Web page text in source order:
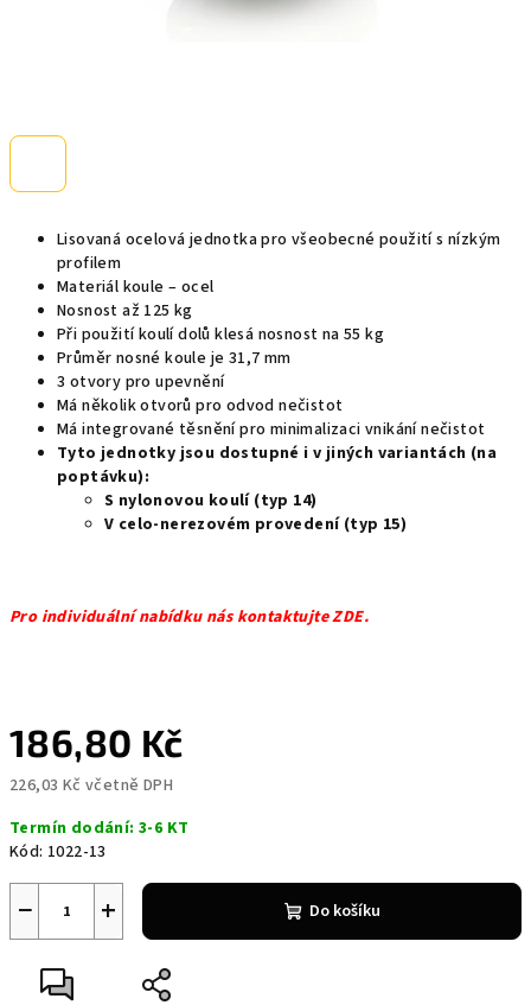
Lisovaná ocelová jednotka pro všeobecné použití s nízkým
profilem
Materiál koule – ocel
Nosnost až 125 kg
Při použití koulí dolů klesá nosnost na 55 kg
Průměr nosné koule je 31,7 mm
3 otvory pro upevnění
Má několik otvorů pro odvod nečistot
Má integrované těsnění pro minimalizaci vnikání nečistot
Tyto jednotky jsou dostupné i v jiných variantách (na
poptávku):
S nylonovou koulí (typ 14)
V celo-nerezovém provedení (typ 15)
Pro individuální nabídku nás kontaktujte ZDE.
186,80 Kč
226,03 Kč včetně DPH
cena:
Termín dodání: 3-6 KT
Kód: 1022-13
+
− Do košíku